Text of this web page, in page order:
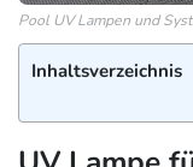
Pool UV Lampen und
Inhaltsverzeichnis